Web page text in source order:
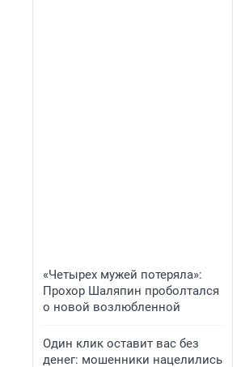
«Четырех мужей потеряла»:
Прохор Шаляпин проболтался
о новой возлюбленной
Один клик оставит вас без
денег: мошенники нацелились